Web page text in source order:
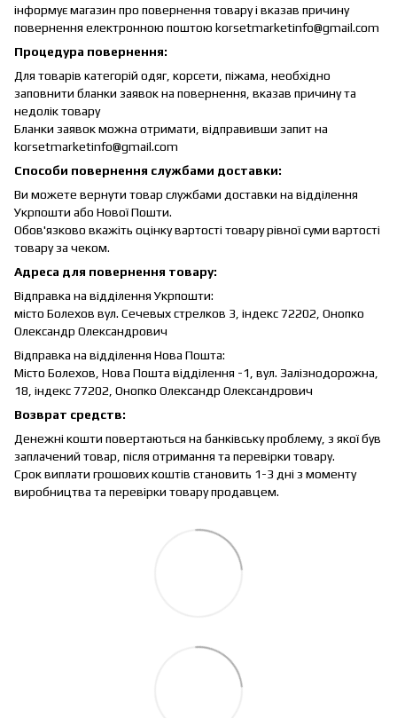
інформує магазин про повернення товару і вказав причину
повернення електронною поштою korsetmarketinfo@gmail.com
Процедура повернення:
Для товарів категорій одяг, корсети, піжама, необхідно
заповнити бланки заявок на повернення, вказав причину та
недолік товару
Бланки заявок можна отримати, відправивши запит на
korsetmarketinfo@gmail.com
Способи повернення службами доставки:
Ви можете вернути товар службами доставки на відділення
Укрпошти або Нової Пошти.
Обов'язково вкажіть оцінку вартості товару рівної суми вартості
товару за чеком.
Адреса для повернення товару:
Відправка на відділення Укрпошти:
місто Болехов вул. Сечевых стрелков 3, індекс 72202, Онопко
Олександр Олександрович
Відправка на відділення Нова Пошта:
Місто Болехов, Нова Пошта відділення -1, вул. Залізнодорожна,
18, індекс 77202, Онопко Олександр Олександрович
Возврат средств:
Денежні кошти повертаються на банківську проблему, з якої був
заплачений товар, після отримання та перевірки товару.
Срок виплати грошових коштів становить 1-3 дні з моменту
виробництва та перевірки товару продавцем.